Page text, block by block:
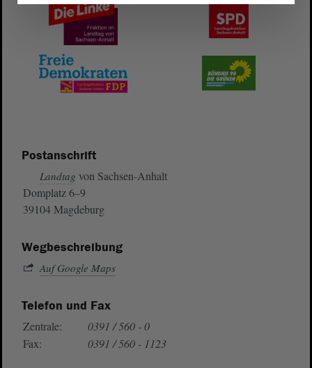
Postanschrift
Landtag von Sachsen-Anhalt
Domplatz 6–9
39104 Magdeburg
Wegbeschreibung
Auf Google Maps
Telefon und Fax
Zentrale:
0391 / 560 - 0
Fax:
0391 / 560 - 1123